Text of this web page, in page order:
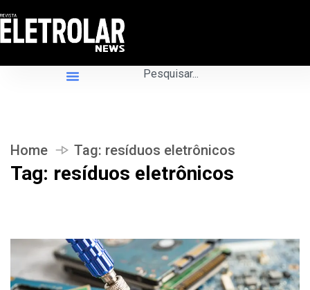
Home Tag: resíduos eletrônicos
Tag: resíduos eletrônicos